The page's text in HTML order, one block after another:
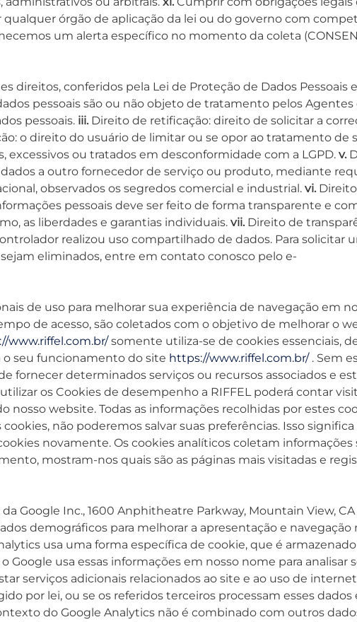
órgão de aplicação da lei ou do governo com
um alerta específico no momento da coleta
direitos, conferidos pela Lei de Proteção de Dados Pessoais
pessoais são ou não objeto de tratamento pelos Agentes
pessoais. iii. Direito de retificação: direito de solicitar a
o direito do usuário de limitar ou se opor ao tratamento de
excessivos ou tratados em desconformidade com a LGPD. v.
a outro fornecedor de serviço ou produto, mediante
observados os segredos comercial e industrial. vi.
pessoais deve ser feito de forma transparente e
as liberdades e garantias individuais. vii. Direito de
realizou uso compartilhado de dados. Para solicitar
eliminados, entre em contato conosco pelo e-
de uso para melhorar sua experiência de navegação em
de acesso, são coletados com o objetivo de melhorar o
www.riffel.com.br/somente utiliza-se de cookies essenciais,
o seu funcionamento do site https://www.riffel.com.br/. Sem
fornecer determinados serviços ou recursos associados e
os Cookies de desempenho a RIFFEL poderá contar
website. Todas as informações recolhidas por estes
não poderemos salvar suas preferências. Isso
novamente. Os cookies analíticos coletam informações
mostram-nos quais são as páginas mais visitadas e
Google Inc., 1600 Anphitheatre Parkway, Mountain View,
demográficos para melhorar a apresentação e navegação
usa uma forma específica de cookie, que é
usa essas informações em nosso nome para analisar
serviços adicionais relacionados ao site e ao uso de
por lei, ou se os referidos terceiros processam esses
do Google Analytics não é combinado com outros